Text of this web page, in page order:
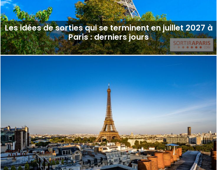
Les idées de sorties qui se terminent en juillet 2027 à
Paris : derniers jours